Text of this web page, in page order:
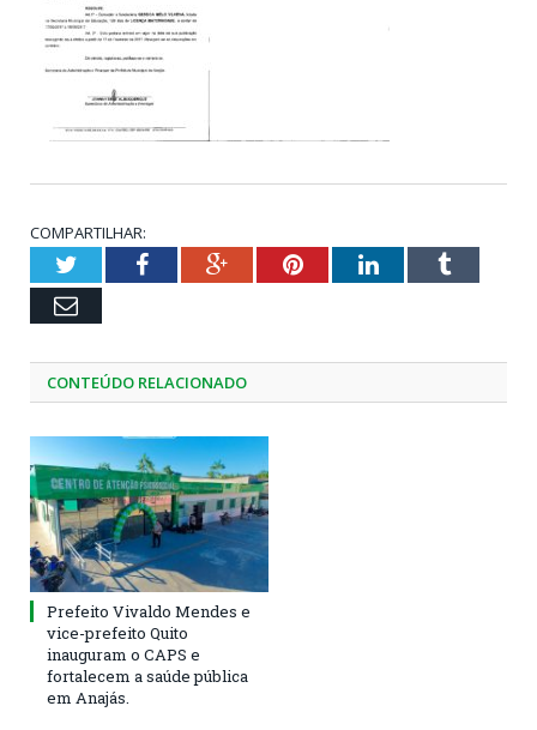
COMPARTILHAR:
TwitterFacebookGoogle+PinterestLinkedInTumblr
Email
CONTEÚDO RELACIONADO
Prefeito Vivaldo Mendes e
vice-prefeito Quito
inauguram o CAPS e
fortalecem a saúde pública
em Anajás.